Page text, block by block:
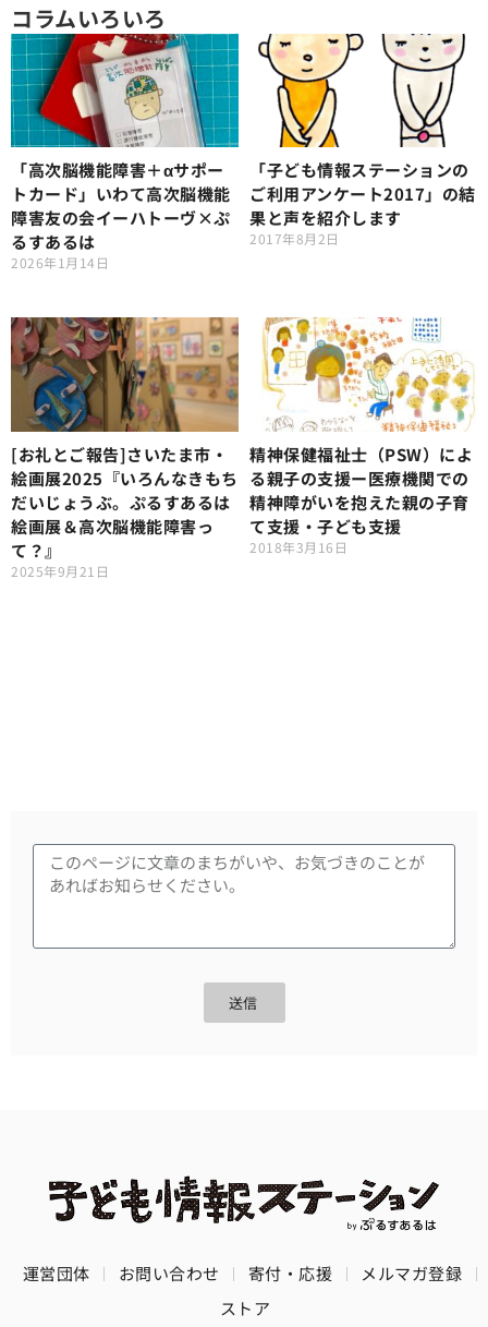
コラムいろいろ
「高次脳機能障害＋αサポー
トカード」いわて高次脳機能
障害友の会イーハトーヴ×ぷ
るすあるは
2026年1月14日
「子ども情報ステーションの
ご利用アンケート2017」の結
果と声を紹介します
2017年8月2日
[お礼とご報告]さいたま市・
絵画展2025『いろんなきもち
だいじょうぶ。ぷるすあるは
絵画展＆高次脳機能障害っ
て？』
2025年9月21日
精神保健福祉士（PSW）によ
る親子の支援ー医療機関での
精神障がいを抱えた親の子育
て支援・子ども支援
2018年3月16日
送信
運営団体 お問い合わせ 寄付・応援
メルマガ登録
ストア